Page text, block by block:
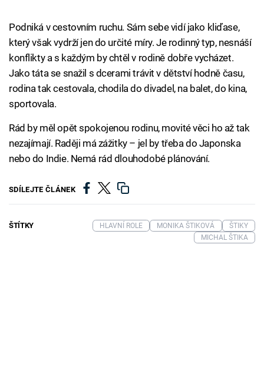
Podniká v cestovním ruchu. Sám sebe vidí jako kliďase,
který však vydrží jen do určité míry. Je rodinný typ, nesnáší
konflikty a s každým by chtěl v rodině dobře vycházet.
Jako táta se snažil s dcerami trávit v dětství hodně času,
rodina tak cestovala, chodila do divadel, na balet, do kina,
sportovala.
Rád by měl opět spokojenou rodinu, movité věci ho až tak
nezajímají. Raději má zážitky – jel by třeba do Japonska
nebo do Indie. Nemá rád dlouhodobé plánování.
SDÍLEJTE ČLÁNEK
ŠTÍTKY HLAVNÍ ROLE MONIKA ŠTIKOVÁ
ŠTIKY
MICHAL ŠTIKA